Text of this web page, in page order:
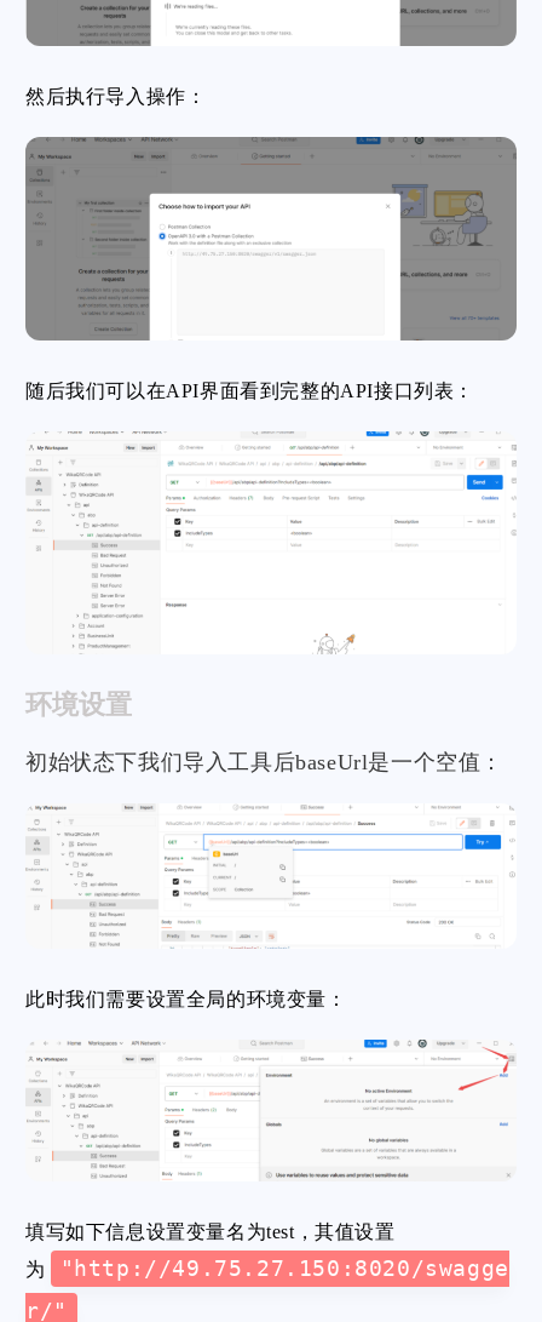
然后执行导入操作：
随后我们可以在API界面看到完整的API接口列表：
环境设置
初始状态下我们导入工具后baseUrl是一个空值：
此时我们需要设置全局的环境变量：
填写如下信息设置变量名为test，其值设置
为
"http://49.75.27.150:8020/swagge
r/"